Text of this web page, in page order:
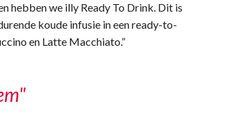
hebben we illy Ready To Drink. Dit is
koude infusie in een ready-to-
en Latte Macchiato.”